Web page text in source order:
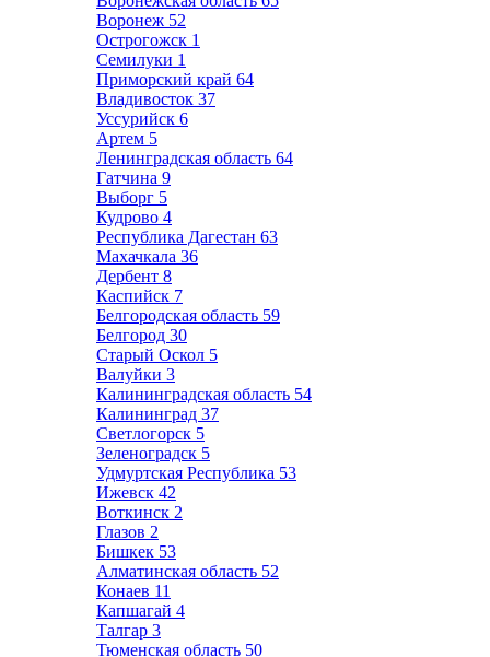
Воронеж 52
Острогожск 1
Семилуки 1
Приморский край 64
Владивосток 37
Уссурийск 6
Артем 5
Ленинградская область 64
Гатчина 9
Выборг 5
Кудрово 4
Республика Дагестан 63
Махачкала 36
Дербент 8
Каспийск 7
Белгородская область 59
Белгород 30
Старый Оскол 5
Валуйки 3
Калининградская область 54
Калининград 37
Светлогорск 5
Зеленоградск 5
Удмуртская Республика 53
Ижевск 42
Воткинск 2
Глазов 2
Бишкек 53
Алматинская область 52
Конаев 11
Капшагай 4
Талгар 3
Тюменская область 50